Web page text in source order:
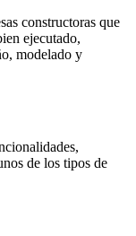
constructoras que
ejecutado,
modelado y
de los tipos de